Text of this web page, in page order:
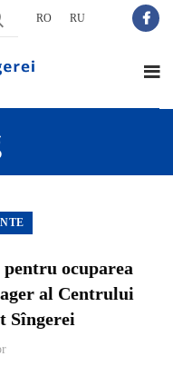
RO RU
ocuparea
al Centrului
Sîngerei